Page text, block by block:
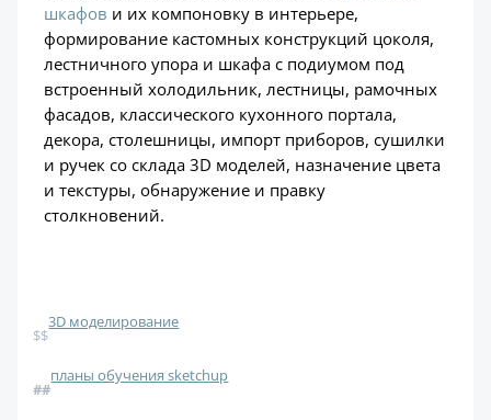
шкафов и их компоновку в интерьере,
формирование кастомных конструкций цоколя,
лестничного упора и шкафа с подиумом под
встроенный холодильник, лестницы, рамочных
фасадов, классического кухонного портала,
декора, столешницы, импорт приборов, сушилки
и ручек со склада 3D моделей, назначение цвета
и текстуры, обнаружение и правку
столкновений.
$$
3D моделирование
##
планы обучения sketchup